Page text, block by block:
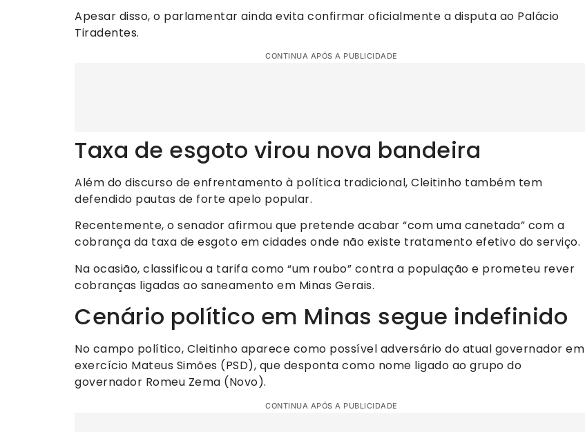
Apesar disso, o parlamentar ainda evita confirmar oficialmente a disputa ao Palácio
Tiradentes.
CONTINUA APÓS A PUBLICIDADE
Taxa de esgoto virou nova bandeira
Além do discurso de enfrentamento à política tradicional, Cleitinho também tem
defendido pautas de forte apelo popular.
Recentemente, o senador afirmou que pretende acabar “com uma canetada” com a
cobrança da taxa de esgoto em cidades onde não existe tratamento efetivo do serviço.
Na ocasião, classificou a tarifa como “um roubo” contra a população e prometeu rever
cobranças ligadas ao saneamento em Minas Gerais.
Cenário político em Minas segue indefinido
No campo político, Cleitinho aparece como possível adversário do atual governador em
exercício Mateus Simões (PSD), que desponta como nome ligado ao grupo do
governador Romeu Zema (Novo).
CONTINUA APÓS A PUBLICIDADE